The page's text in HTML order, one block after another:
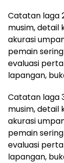
Catatan laga
musim, detail
akurasi
pemain
evaluasi
lapangan,
Catatan laga
musim, detail
akurasi
pemain
evaluasi
lapangan,